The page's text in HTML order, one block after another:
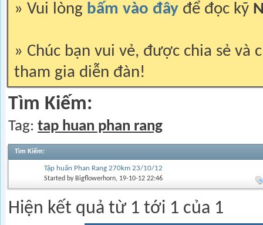
» Vui lòng bấm vào đây để đọc kỹ
» Chúc bạn vui vẻ, được chia sẻ và
tham gia diễn đàn!
Tìm Kiếm:
Tag: tap huan phan rang
Tìm Kiếm:
Tập huấn Phan Rang 270km 23/10/12
Started by Bigflowerhorn, 19-10-12 22:46
Hiện kết quả từ 1 tới 1 của 1